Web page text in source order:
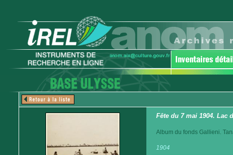
Fête du 7 mai 1904. Lac
Album du fonds Gallieni.
1904